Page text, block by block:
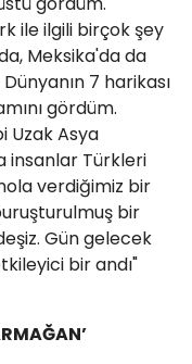
ile ilgili birçok şey
Meksika'da da
7 harikası
gördüm.
Uzak Asya
insanlar Türkleri
verdiğimiz bir
bir
Gün gelecek
bir andı"